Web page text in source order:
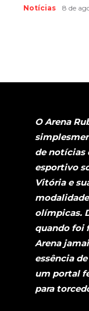
Notícias 8 de
O Arena
de notícias
esportivo
Vitória e
olímpicas.
quando foi
Arena
essência
um portal
para